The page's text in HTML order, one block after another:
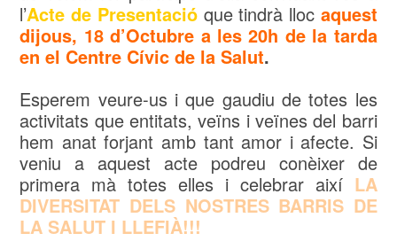
l’Acte de Presentacióque tindrà lloc aquest
dijous, 18 d’Octubre a les 20h de la tarda
en el Centre Cívic de la Salut.
Esperem veure-us i que gaudiu de totes les
activitats que entitats, veïns i veïnes del barri
hem anat forjant amb tant amor i afecte. Si
veniu a aquest acte podreu conèixer de
primera mà totes elles i celebrar així LA
DIVERSITAT DELS NOSTRES BARRIS DE
LA SALUT I LLEFIÀ!!!